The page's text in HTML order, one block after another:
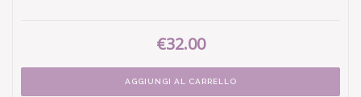
€32.00
AGGIUNGI AL CARRELLO